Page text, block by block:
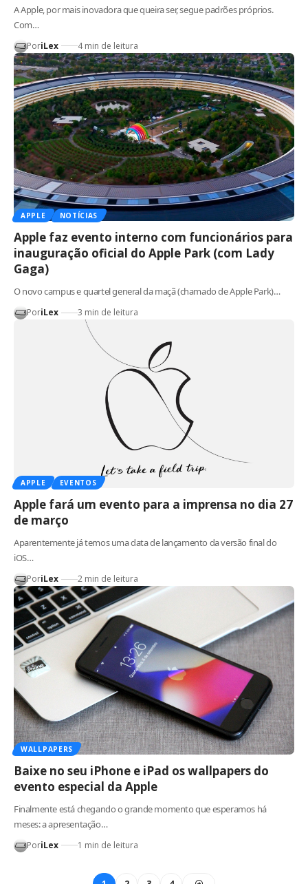
A Apple, por mais inovadora que queira ser, segue padrões próprios.
Com…
PoriLex 4 min de leitura
APPLE NOTÍCIAS
Apple faz evento interno com funcionários para
inauguração oficial do Apple Park (com Lady
Gaga)
O novo campus e quartel general da maçã (chamado de Apple Park)…
PoriLex 3 min de leitura
APPLE EVENTOS
Apple fará um evento para a imprensa no dia 27
de março
Aparentemente já temos uma data de lançamento da versão final do
iOS…
PoriLex 2 min de leitura
WALLPAPERS
Baixe no seu iPhone e iPad os wallpapers do
evento especial da Apple
Finalmente está chegando o grande momento que esperamos há
meses: a apresentação…
PoriLex 1 min de leitura